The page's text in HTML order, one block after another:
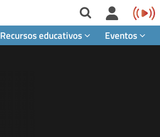
Recursos educativos Eventos